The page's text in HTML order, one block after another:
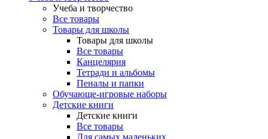
Учеба и творчество
Все товары
Товары для школы
Товары для школы
Все товары
Канцелярия
Тетради и альбомы
Пеналы и папки
Обучающе-игровые наборы
Детские книги
Детские книги
Все товары
Для самых маленьких